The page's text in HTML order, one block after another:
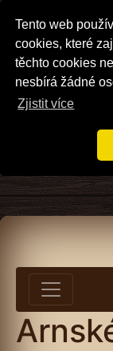
Tento web
cookies, které
těchto cookies
nesbírá žádné
Zjistit více